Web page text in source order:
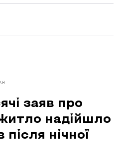
заяв про
надійшло
після нічної